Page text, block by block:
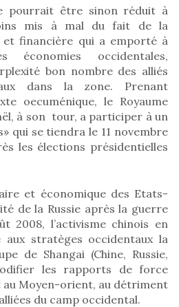
pourrait être sinon réduit à
mis à mal du fait de la
et financière qui a emporté à
économies occidentales,
bon nombre des alliés
dans la zone. Prenant
oecuménique, le Royaume
à son tour, a participer à un
qui se tiendra le 11 novembre
les élections présidentielles
et économique des Etats-
de la Russie après la guerre
2008, l’activisme chinois en
stratèges occidentaux la
de Shangai (Chine, Russie,
les rapports de force
Moyen-orient, au détriment
du camp occidental.